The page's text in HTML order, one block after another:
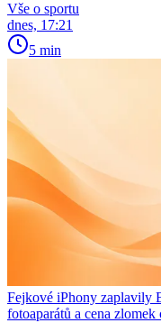
Vše o sportu
dnes, 17:21
5 min
Fejkové iPhony zaplavily
fotoaparátů a cena zlomek